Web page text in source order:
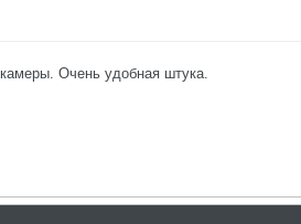
Очень удобная штука.